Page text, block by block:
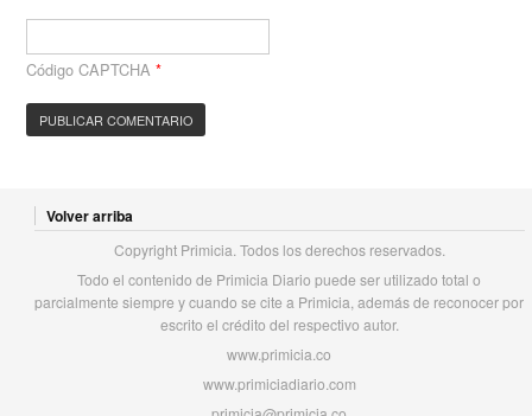
Código CAPTCHA *
Volver arriba
Copyright Primicia. Todos los derechos reservados.
Todo el contenido de Primicia Diario puede ser utilizado total o
parcialmente siempre y cuando se cite a Primicia, además de reconocer por
escrito el crédito del respectivo autor.
www.primicia.co
www.primiciadiario.com